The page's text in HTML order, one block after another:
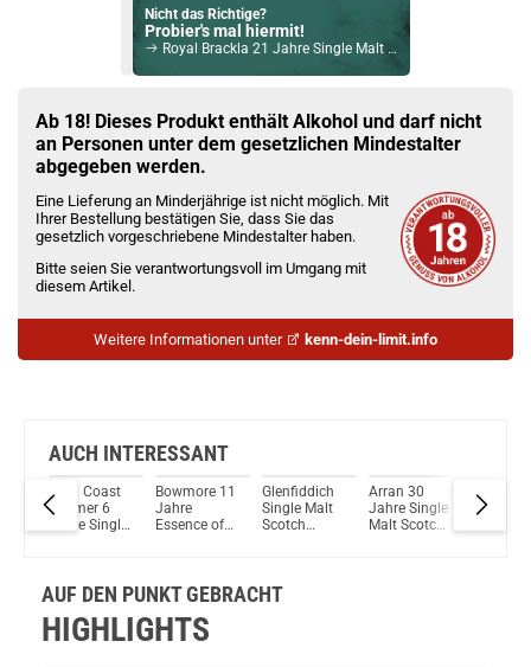
Nicht das Richtige?
Probier's mal hiermit!
Royal Brackla 21 Jahre Single Malt Scotch Whisky 40% Vol. 700ml
Check das mal!
Ron Barceló Gran Anejo Rum 37,5% Vol. 700ml
Du willst Kröten sparen?
Schau mal hier!
Ambition Mods Kil-Lite DNA 60 Mod Akkuträger Lila
Ab 18! Dieses Produkt enthält Alkohol und darf nicht
an Personen unter dem gesetzlichen Mindestalter
abgegeben werden.
Eine Lieferung an Minderjährige ist nicht möglich. Mit
Ihrer Bestellung bestätigen Sie, dass Sie das
gesetzlich vorgeschriebene Mindestalter haben.
Bitte seien Sie verantwortungsvoll im Umgang mit
diesem Artikel.
Weitere Informationen unter kenn-dein-limit.info
AUCH INTERESSANT
High Coast
Timmer 6
Jahre Single
Bowmore 11
Jahre
Essence of
Vol. 700ml
Glenfiddich
Single Malt
Scotch
Arran 30
Jahre Single
Malt Scotch
40 Jahre
AUF DEN PUNKT GEBRACHT
HIGHLIGHTS